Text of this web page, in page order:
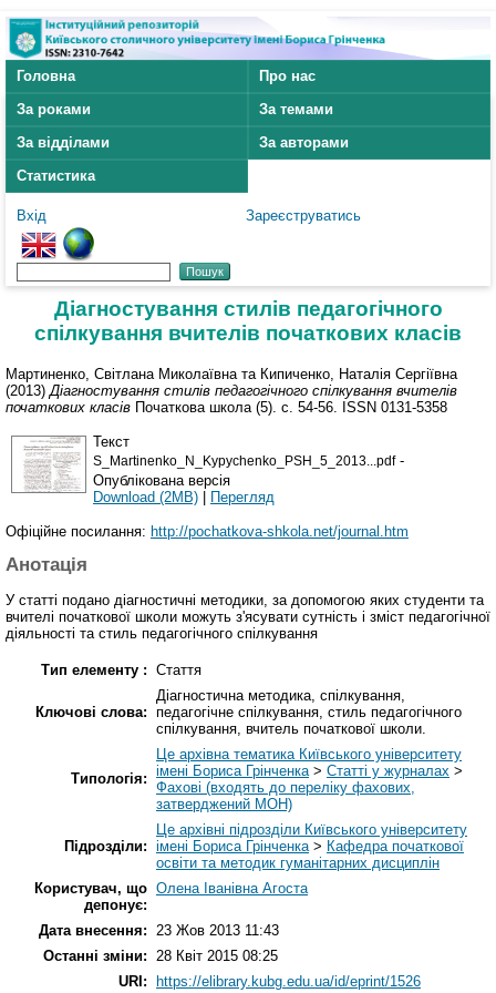
Головна
Про нас
За роками
За темами
За відділами
За авторами
Статистика
Вхід Зареєструватись
Діагностування стилів педагогічного
спілкування вчителів початкових класів
Мартиненко, Світлана Миколаївна та Кипиченко, Наталія Сергіївна
(2013) Діагностування стилів педагогічного спілкування вчителів
початкових класів Початкова школа (5). с. 54-56. ISSN 0131-5358
Текст
S_Martinenko_N_Kypychenko_PSH_5_2013...pdf-
Опублікована версія
Download (2MB) | Перегляд
Офіційне посилання: http://pochatkova-shkola.net/journal.htm
Анотація
У статті подано діагностичні методики, за допомогою яких студенти та
вчителі початкової школи можуть з'ясувати сутність і зміст педагогічної
діяльності та стиль педагогічного спілкування
Тип елементу : Стаття
Ключові слова:
Діагностична методика, спілкування,
педагогічне спілкування, стиль педагогічного
спілкування, вчитель початкової школи.
Типологія:
Це архівна тематика Київського університету
імені Бориса Грінченка> Статті у журналах >
Фахові (входять до переліку фахових,
затверджений МОН)
Підрозділи:
Це архівні підрозділи Київського університету
імені Бориса Грінченка> Кафедра початкової
освіти та методик гуманітарних дисциплін
Користувач, що
депонує:
Олена Іванівна Агоста
Дата внесення: 23 Жов 2013 11:43
Останні зміни: 28 Квіт 2015 08:25
URI:
https://elibrary.kubg.edu.ua/id/eprint/1526